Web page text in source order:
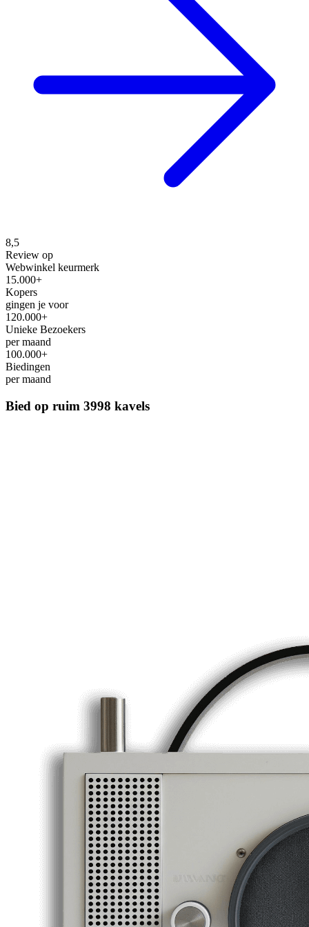
8,5
Review op
Webwinkel keurmerk
15.000+
Kopers
gingen je voor
120.000+
Unieke Bezoekers
per maand
100.000+
Biedingen
per maand
Bied op ruim 3998 kavels